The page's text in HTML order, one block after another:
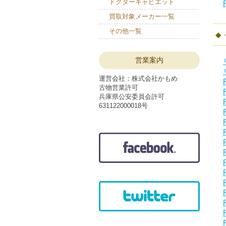
ドクターキャビエット
買取対象メーカー一覧
その他一覧
営業案内
運営会社：株式会社かもめ
古物営業許可
兵庫県公安委員会許可
631122000018号